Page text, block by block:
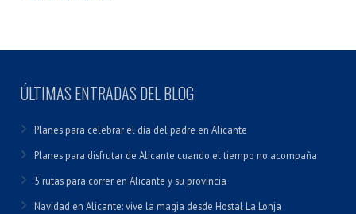
ÚLTIMAS ENTRADAS DEL BLOG
Planes para celebrar el día del padre en Alicante
Planes para disfrutar de Alicante cuando el tiempo no acompaña
5 rutas para correr en Alicante y su provincia
Navidad en Alicante: vive la magia desde Hostal La Lonja